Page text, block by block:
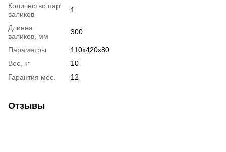
Количество пар
валиков
1
Длинна
валиков, мм
300
Параметры
110x420x80
Вес, кг
10
Гарантия мес.
12
Отзывы